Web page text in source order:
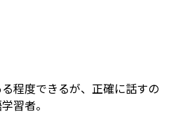
程度できるが、正確に話すの
習者。